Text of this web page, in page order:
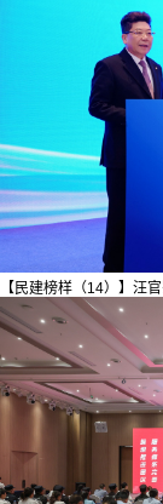
【民建榜样（14）】汪